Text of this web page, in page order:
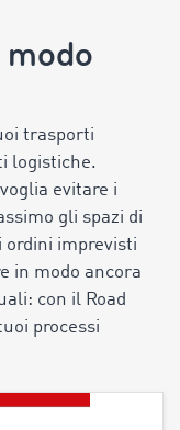
modo
trasporti
logistiche.
evitare i
gli spazi di
ordini imprevisti
in modo ancora
con il Road
processi